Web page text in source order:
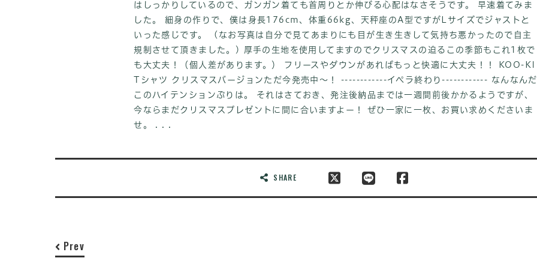
はしっかりしているので、ガンガン着ても首周りとか伸びる心配はなさそうです。 早速着てみま
した。 細身の作りで、僕は身長176cm、体重66kg、天秤座のA型ですがLサイズでジャストと
いった感じです。
(なお写真は自分で見てあまりにも目が生き生きして気持ち悪かったので自主
規制させて頂きました。) 厚手の生地を使用してますのでクリスマスの迫るこの季節もこれ1枚で
も大丈夫！（個人差があります。） フリースやダウンがあればもっと快適に大丈夫！！ KOO-KI
Tシャツ クリスマスバージョンただ今発売中～！------------イペラ終わり------------ なんなんだ
このハイテンションぶりは。 それはさておき、発注後納品までは一週間前後かかるようですが、
今ならまだクリスマスプレゼントに間に合いますよー！ ぜひ一家に一枚、お買い求めくださいま
せ。 . . .
SHARE
Prev